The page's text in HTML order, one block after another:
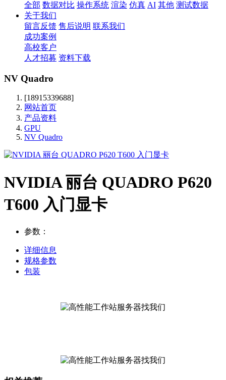
全部 数据对比 操作系统 渲染 仿真 AI 其他 测试数据
关于我们
留言反馈 售后说明 联系我们
成功案例
高校客户
人才招募 资料下载
NV Quadro
[18915339688]
网站首页
产品资料
GPU
NV Quadro
NVIDIA 丽台 QUADRO P620
T600 入门显卡
参数：
详细信息
规格参数
包装